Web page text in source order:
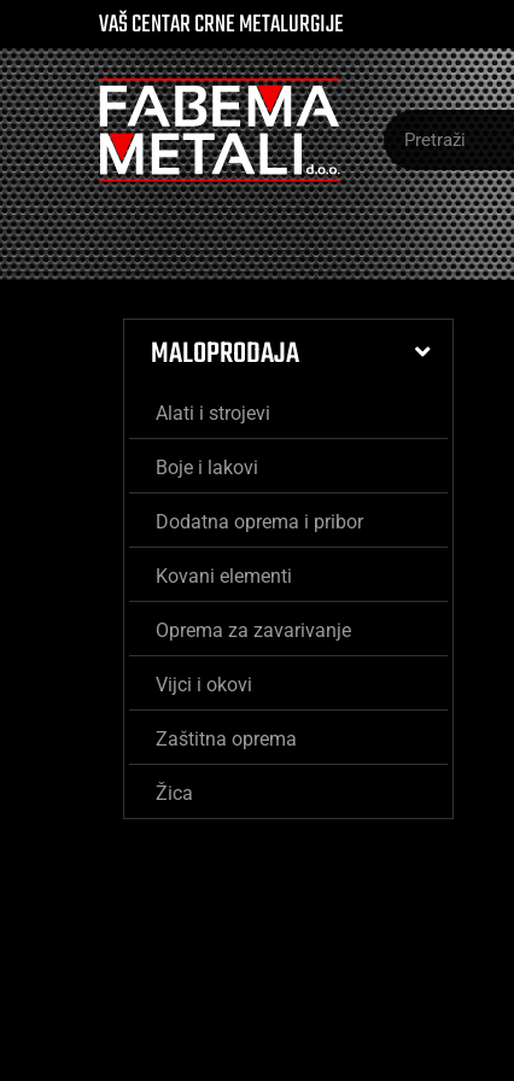
VAŠ CENTAR CRNE METALURGIJE
MALOPRODAJA
Alati i strojevi
Boje i lakovi
Dodatna oprema i pribor
Kovani elementi
Oprema za zavarivanje
Vijci i okovi
Zaštitna oprema
Žica